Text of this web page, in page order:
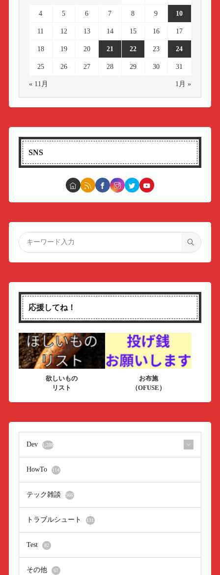
4 5 6 7 8 9 10
11 12 13 14 15 16 17
18 19 20 21 22 23 24
25 26 27 28 29 30 31
« 11月 1月 »
SNS
応援してね！
欲しいもの
リスト
お布施
（OFUSE）
Dev 1,288
HowTo 114
テック雑談 966
トラブルシュート 131
Test 82
その他 67